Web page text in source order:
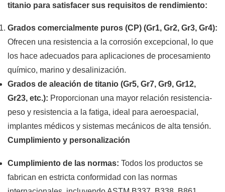
titanio para satisfacer sus requisitos de rendimiento:
Grados comercialmente puros (CP) (Gr1, Gr2, Gr3, Gr4):
Ofrecen una resistencia a la corrosión excepcional, lo que
los hace adecuados para aplicaciones de procesamiento
químico, marino y desalinización.
Grados de aleación de titanio (Gr5, Gr7, Gr9, Gr12,
Gr23, etc.): Proporcionan una mayor relación resistencia-
peso y resistencia a la fatiga, ideal para aeroespacial,
implantes médicos y sistemas mecánicos de alta tensión.
Cumplimiento y personalización
Cumplimiento de las normas: Todos los productos se
fabrican en estricta conformidad con las normas